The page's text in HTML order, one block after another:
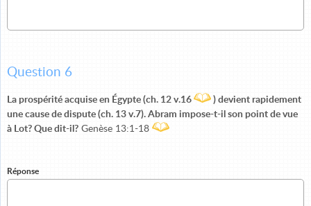
Question 6
La prospérité acquise en Égypte (ch. 12 v.16
) devient rapidement
une cause de dispute (ch. 13 v.7). Abram impose-t-il son point de vue
à Lot? Que dit-il? Genèse 13:1-18
Réponse